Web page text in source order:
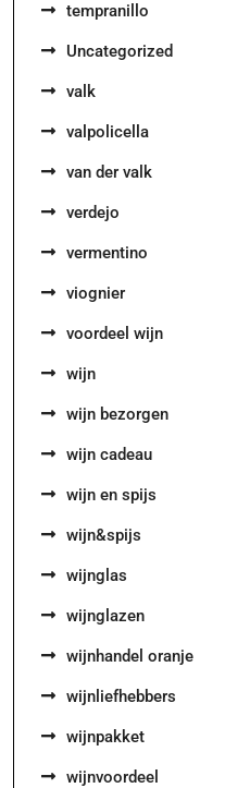
tempranillo
Uncategorized
valk
valpolicella
van der valk
verdejo
vermentino
viognier
voordeel wijn
wijn
wijn bezorgen
wijn cadeau
wijn en spijs
wijn&spijs
wijnglas
wijnglazen
wijnhandel oranje
wijnliefhebbers
wijnpakket
wijnvoordeel